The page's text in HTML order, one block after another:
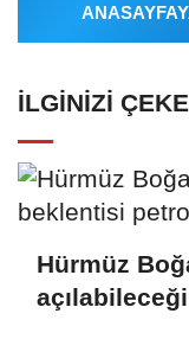
İLGINIZI
Hürmüz